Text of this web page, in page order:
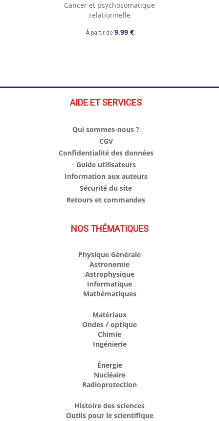
Cancer et psychosomatique
relationnelle
À partir de 9,99 €
AIDE ET SERVICES
Qui sommes-nous ?
CGV
Confidentialité des données
Guide utilisateurs
Information aux auteurs
Sécurité du site
Retours et commandes
NOS THÉMATIQUES
Physique Générale
Astronomie
Astrophysique
Informatique
Mathématiques
Matériaux
Ondes / optique
Chimie
Ingénierie
Énergie
Nucléaire
Radioprotection
Histoire des sciences
Outils pour le scientifique